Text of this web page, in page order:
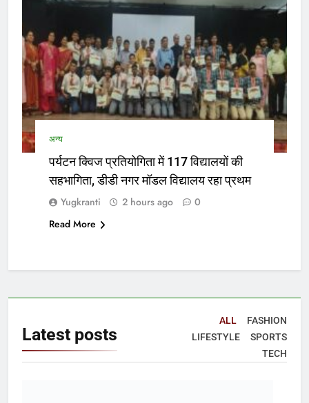
अन्य
पर्यटन क्विज प्रतियोगिता में 117 विद्यालयों की
सहभागिता, डीडी नगर मॉडल विद्यालय रहा प्रथम
Yugkranti 2 hours ago
0
Read More
Latest posts
ALL
FASHION
LIFESTYLE
SPORTS
TECH